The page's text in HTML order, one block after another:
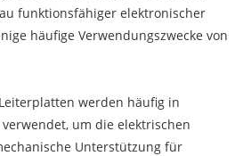
funktionsfähiger elektronischer
häufige Verwendungszwecke von
werden häufig in
um die elektrischen
Unterstützung für